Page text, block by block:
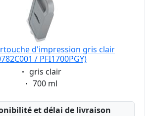
d'impression gris clair
/ PFI1700PGY)
Eigenschaft:
gris clair
Eigenschaft:
700 ml
et délai de livraison